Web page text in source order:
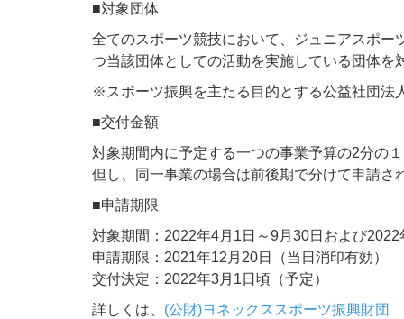
■対象団体
全てのスポーツ競技において、ジュニアスポ
つ当該団体としての活動を実施している団体を
※スポーツ振興を主たる目的とする公益社団法
■交付金額
対象期間内に予定する一つの事業予算の2分の
但し、同一事業の場合は前後期で分けて申請さ
■申請期限
対象期間：2022年4月1日～9月30日および
申請期限：2021年12月20日（当日消印有効）
交付決定：2022年3月1日頃（予定）
詳しくは、 (公財)ヨネックススポーツ振興財団